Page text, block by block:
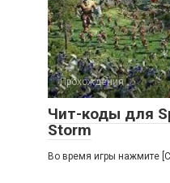
Прохождения
Чит-коды для
Storm
Во время игры нажмите